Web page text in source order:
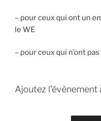
– pour ceux qui ont un
le WE
– pour ceux qui n’ont
Ajoutez